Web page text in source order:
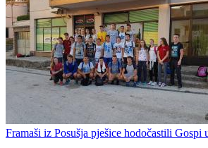
Framaši iz Posušja pješice hodočastili Gospi